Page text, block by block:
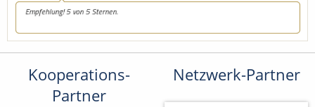
Kooperations-
Partner
Netzwerk-Partner